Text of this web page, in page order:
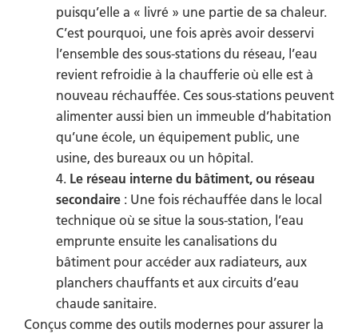
puisqu’elle a « livré » une partie de sa chaleur.
C’est pourquoi, une fois après avoir desservi
l’ensemble des sous-stations du réseau, l’eau
revient refroidie à la chaufferie où elle est à
nouveau réchauffée. Ces sous-stations peuvent
alimenter aussi bien un immeuble d’habitation
qu’une école, un équipement public, une
usine, des bureaux ou un hôpital.
Le réseau interne du bâtiment, ou réseau
secondaire : Une fois réchauffée dans le local
technique où se situe la sous-station, l’eau
emprunte ensuite les canalisations du
bâtiment pour accéder aux radiateurs, aux
planchers chauffants et aux circuits d’eau
chaude sanitaire.
Conçus comme des outils modernes pour assurer la